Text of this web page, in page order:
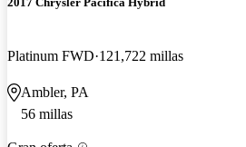
Platinum FWD 121,722 millas
Ambler, PA
56 millas